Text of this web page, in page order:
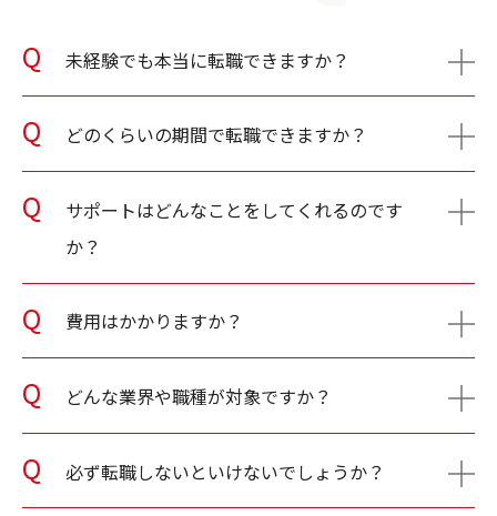
未経験でも本当に転職できますか？
どのくらいの期間で転職できますか？
サポートはどんなことをしてくれるのです
か？
費用はかかりますか？
どんな業界や職種が対象ですか？
必ず転職しないといけないでしょうか？